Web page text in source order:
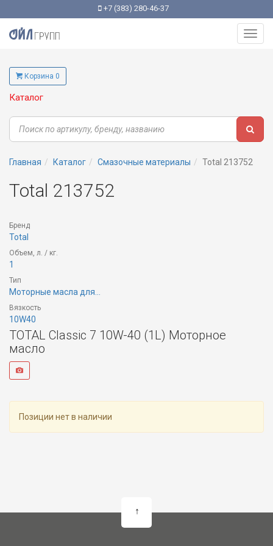
+7 (383) 280-46-37
Корзина 0
Каталог
Главная Каталог Смазочные материалы Total 213752
Total 213752
Бренд
Total
Объем, л. / кг.
1
Тип
Моторные масла для...
Вязкость
10W40
TOTAL Classic 7 10W-40 (1L) Моторное
масло
Позиции нет в наличии
↑